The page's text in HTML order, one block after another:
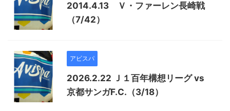
2014.4.13 Ｖ・ファーレン長崎戦
（7/42）
アビスパ
2026.2.22 Ｊ１百年構想リーグ vs
京都サンガF.C.（3/18）